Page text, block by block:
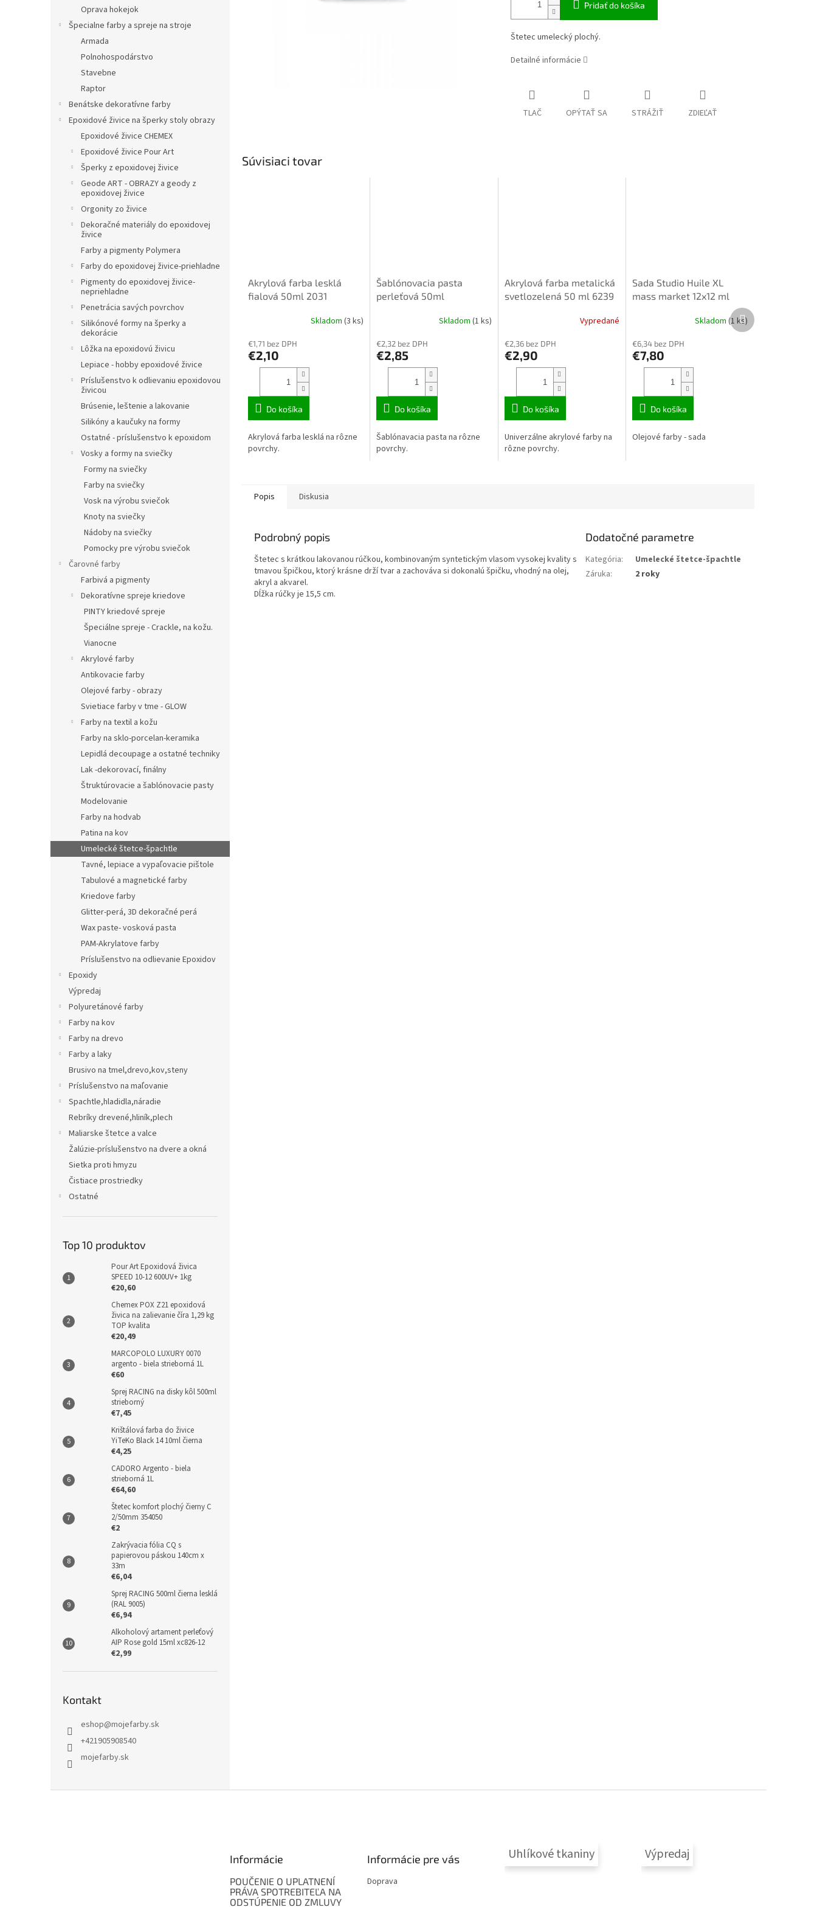
Oprava hokejok
Špecialne farby a spreje na stroje
Armada
Polnohospodárstvo
Stavebne
Raptor
Benátske dekoratívne farby
Epoxidové živice na šperky stoly obrazy
Epoxidové živice CHEMEX
Epoxidové živice Pour Art
Šperky z epoxidovej živice
Geode ART - OBRAZY a geody z
epoxidovej živice
Orgonity zo živice
Dekoračné materiály do epoxidovej
živice
Farby a pigmenty Polymera
Farby do epoxidovej živice-priehladne
Pigmenty do epoxidovej živice-
nepriehladne
Penetrácia savých povrchov
Silikónové formy na šperky a
dekorácie
Lôžka na epoxidovú živicu
Lepiace - hobby epoxidové živice
Príslušenstvo k odlievaniu epoxidovou
živicou
Brúsenie, leštenie a lakovanie
Silikóny a kaučuky na formy
Ostatné - príslušenstvo k epoxidom
Vosky a formy na sviečky
Formy na sviečky
Farby na sviečky
Vosk na výrobu sviečok
Knoty na sviečky
Nádoby na sviečky
Pomocky pre výrobu sviečok
Čarovné farby
Farbivá a pigmenty
Dekoratívne spreje kriedove
PINTY kriedové spreje
Špeciálne spreje - Crackle, na kožu.
Vianocne
Akrylové farby
Antikovacie farby
Olejové farby - obrazy
Svietiace farby v tme - GLOW
Farby na textil a kožu
Farby na sklo-porcelan-keramika
Lepidlá decoupage a ostatné techniky
Lak -dekorovací, finálny
Štruktúrovacie a šablónovacie pasty
Modelovanie
Farby na hodvab
Patina na kov
Umelecké štetce-špachtle
Tavné, lepiace a vypaľovacie pištole
Tabulové a magnetické farby
Kriedove farby
Glitter-perá, 3D dekoračné perá
Wax paste- vosková pasta
PAM-Akrylatove farby
Príslušenstvo na odlievanie Epoxidov
Epoxidy
Výpredaj
Polyuretánové farby
Farby na kov
Farby na drevo
Farby a laky
Brusivo na tmel,drevo,kov,steny
Príslušenstvo na maľovanie
Spachtle,hladidla,náradie
Rebríky drevené,hliník,plech
Maliarske štetce a valce
Žalúzie-príslušenstvo na dvere a okná
Sietka proti hmyzu
Čistiace prostriedky
Ostatné
Top 10 produktov
Pour Art Epoxidová živica
SPEED 10-12 600UV+ 1kg
€20,60
Chemex POX Z21 epoxidová
živica na zalievanie číra 1,29 kg
TOP kvalita
€20,49
MARCOPOLO LUXURY 0070
argento - biela strieborná 1L
€60
Sprej RACING na disky kôl 500ml
strieborný
€7,45
Krištálová farba do živice
YiTeKo Black 14 10ml čierna
€4,25
CADORO Argento - biela
strieborná 1L
€64,60
Štetec komfort plochý čierny C
2/50mm 354050
€2
Zakrývacia fólia CQ s
papierovou páskou 140cm x
33m
€6,04
Sprej RACING 500ml čierna lesklá
(RAL 9005)
€6,94
Alkoholový artament perleťový
AIP Rose gold 15ml xc826-12
€2,99
Kontakt
eshop@mojefarby.sk
+421905908540
mojefarby.sk
Pridať do košíka
Štetec umelecký plochý.
Detailné informácie
TLAČ OPÝTAŤ SA STRÁŽIŤ ZDIEĽAŤ
Súvisiaci tovar
Akrylová farba lesklá
fialová 50ml 2031
Skladom (3 ks)
€1,71 bez DPH
€2,10
Do košíka
Akrylová farba lesklá na rôzne
povrchy.
Šablónovacia pasta
perleťová 50ml
Skladom (1 ks)
€2,32 bez DPH
€2,85
Do košíka
Šablónavacia pasta na rôzne
povrchy.
Akrylová farba metalická
svetlozelená 50 ml 6239
Vypredané
€2,36 bez DPH
€2,90
Do košíka
Univerzálne akrylové farby na
rôzne povrchy.
Sada Studio Huile XL
mass market 12x12 ml
Skladom (1 ks)
€6,34 bez DPH
€7,80
Do košíka
Olejové farby - sada
Ďalší
produkt
Popis Diskusia
Podrobný popis
Štetec s krátkou lakovanou rúčkou, kombinovaným syntetickým vlasom vysokej kvality s
tmavou špičkou, ktorý krásne drží tvar a zachováva si dokonalú špičku, vhodný na olej,
akryl a akvarel.
Dĺžka rúčky je 15,5 cm.
Dodatočné parametre
Kategória:
Umelecké štetce-špachtle
Záruka: 2 roky
Informácie
POUČENIE O UPLATNENÍ
PRÁVA SPOTREBITEĽA NA
ODSTÚPENIE OD ZMLUVY
Informácie pre vás
Doprava
Uhlíkové tkaniny Výpredaj